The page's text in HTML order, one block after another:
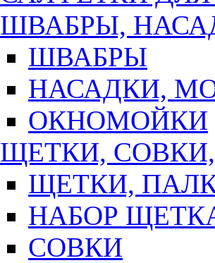
ШВАБРЫ,
ШВАБРЫ
НАСАДКИ,
ОКНОМОЙКИ
ЩЕТКИ,
ЩЕТКИ,
НАБОР
СОВКИ